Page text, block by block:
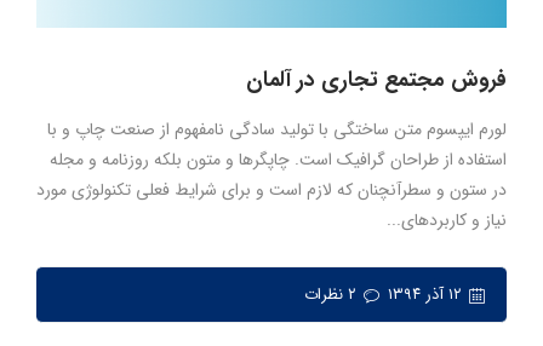
فروش مجتمع تجاری در آلمان
لورم ایپسوم متن ساختگی با تولید سادگی نامفهوم از صنعت چاپ و با
استفاده از طراحان گرافیک است. چاپگرها و متون بلکه روزنامه و مجله
در ستون و سطرآنچنان که لازم است و برای شرایط فعلی تکنولوژی مورد
نیاز و کاربردهای...